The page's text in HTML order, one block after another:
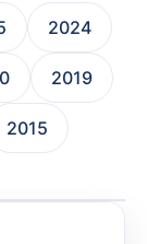
2024
2019
2015